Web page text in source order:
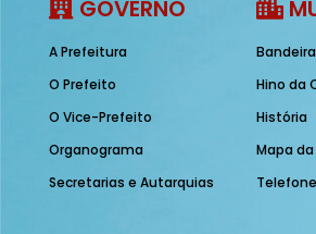
GOVERNO
A Prefeitura
O Prefeito
O Vice-Prefeito
Organograma
Secretarias e Autarquias
Bandeira
Hino da
História
Mapa